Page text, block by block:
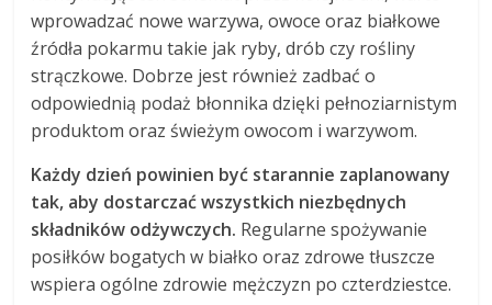
wprowadzać nowe warzywa, owoce oraz białkowe
źródła pokarmu takie jak ryby, drób czy rośliny
strączkowe. Dobrze jest również zadbać o
odpowiednią podaż błonnika dzięki pełnoziarnistym
produktom oraz świeżym owocom i warzywom.
Każdy dzień powinien być starannie zaplanowany
tak, aby dostarczać wszystkich niezbędnych
składników odżywczych. Regularne spożywanie
posiłków bogatych w białko oraz zdrowe tłuszcze
wspiera ogólne zdrowie mężczyzn po czterdziestce.